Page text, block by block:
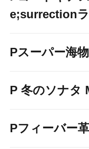
e;surrection
Pスーパー海
P 冬のソナタ
Pフィーバー